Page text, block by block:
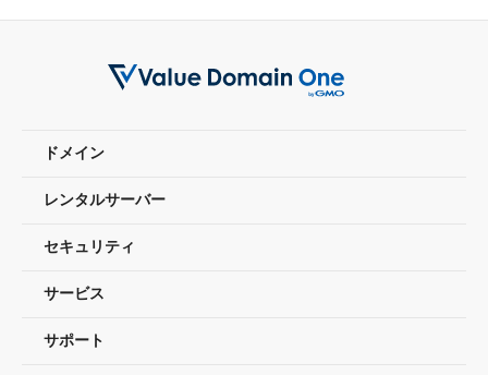
ドメイン
レンタルサーバー
セキュリティ
サービス
サポート